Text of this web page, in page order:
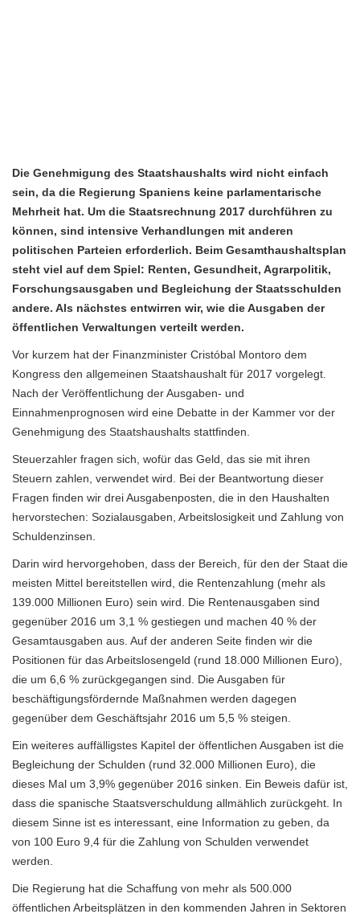
Die Genehmigung des Staatshaushalts wird nicht einfach
sein, da die Regierung Spaniens keine parlamentarische
Mehrheit hat. Um die Staatsrechnung 2017 durchführen zu
können, sind intensive Verhandlungen mit anderen
politischen Parteien erforderlich. Beim Gesamthaushaltsplan
steht viel auf dem Spiel: Renten, Gesundheit, Agrarpolitik,
Forschungsausgaben und Begleichung der Staatsschulden
andere. Als nächstes entwirren wir, wie die Ausgaben der
öffentlichen Verwaltungen verteilt werden.
Vor kurzem hat der Finanzminister Cristóbal Montoro dem
Kongress den allgemeinen Staatshaushalt für 2017 vorgelegt.
Nach der Veröffentlichung der Ausgaben- und
Einnahmenprognosen wird eine Debatte in der Kammer vor der
Genehmigung des Staatshaushalts stattfinden.
Steuerzahler fragen sich, wofür das Geld, das sie mit ihren
Steuern zahlen, verwendet wird. Bei der Beantwortung dieser
Fragen finden wir drei Ausgabenposten, die in den Haushalten
hervorstechen: Sozialausgaben, Arbeitslosigkeit und Zahlung von
Schuldenzinsen.
Darin wird hervorgehoben, dass der Bereich, für den der Staat die
meisten Mittel bereitstellen wird, die Rentenzahlung (mehr als
139.000 Millionen Euro) sein wird. Die Rentenausgaben sind
gegenüber 2016 um 3,1 % gestiegen und machen 40 % der
Gesamtausgaben aus. Auf der anderen Seite finden wir die
Positionen für das Arbeitslosengeld (rund 18.000 Millionen Euro),
die um 6,6 % zurückgegangen sind. Die Ausgaben für
beschäftigungsfördernde Maßnahmen werden dagegen
gegenüber dem Geschäftsjahr 2016 um 5,5 % steigen.
Ein weiteres auffälligstes Kapitel der öffentlichen Ausgaben ist die
Begleichung der Schulden (rund 32.000 Millionen Euro), die
dieses Mal um 3,9% gegenüber 2016 sinken. Ein Beweis dafür ist,
dass die spanische Staatsverschuldung allmählich zurückgeht. In
diesem Sinne ist es interessant, eine Information zu geben, da
von 100 Euro 9,4 für die Zahlung von Schulden verwendet
werden.
Die Regierung hat die Schaffung von mehr als 500.000
öffentlichen Arbeitsplätzen in den kommenden Jahren in Sektoren